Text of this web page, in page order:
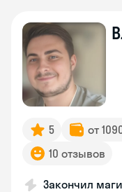
5 от
10 отзывов
Закончил